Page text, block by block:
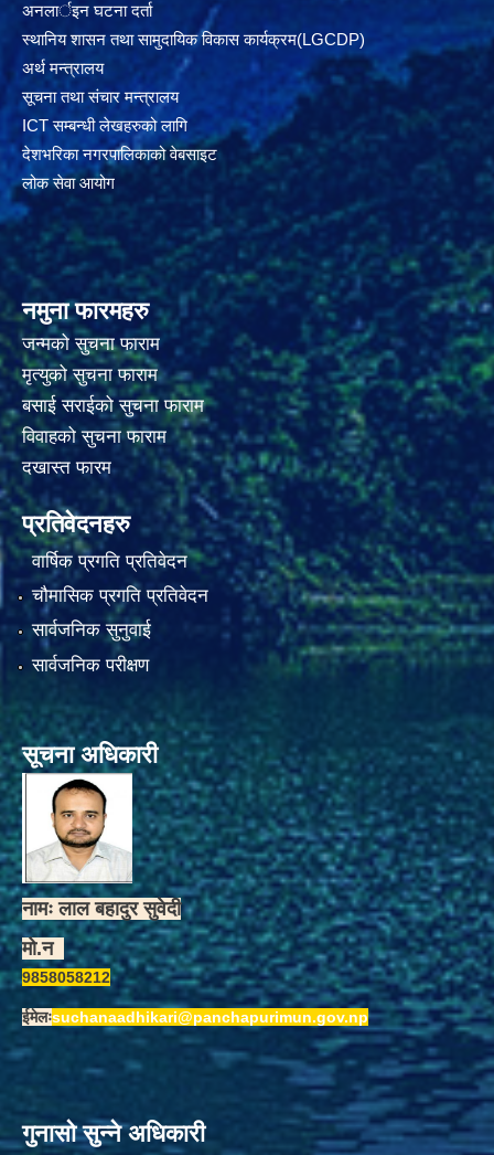
अनलार्इन घटना दर्ता
स्थानिय शासन तथा सामुदायिक विकास कार्यक्रम(LGCDP)
अर्थ मन्त्रालय
सूचना तथा संचार मन्त्रालय
ICT सम्बन्धी लेखहरुको लागि
देशभरिका नगरपालिकाको वेबसाइट
लोक सेवा आयोग
नमुना फारमहरु
जन्मको सुचना फाराम
मृत्युको सुचना फाराम
बसाई सराईको सुचना फाराम
विवाहको सुचना फाराम
दखास्त फारम
प्रतिवेदनहरु
वार्षिक प्रगति प्रतिवेदन
चौमासिक प्रगति प्रतिवेदन
सार्वजनिक सुनुवाई
सार्वजनिक परीक्षण
सूचना अधिकारी
नामः लाल बहादुर सुवेदी
मो.न
9858058212
ईमेलःsuchanaadhikari@panchapurimun.gov.np
गुनासो सुन्ने अधिकारी